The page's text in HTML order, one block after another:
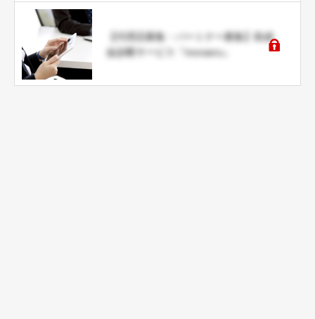
【代理店募集・パートナー募集】助成
金診断サービス『moraeru』